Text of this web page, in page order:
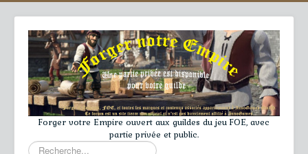
Forger votre Empire ouvert aux guildes du jeu FOE, avec
partie privée et public.
Rechercher